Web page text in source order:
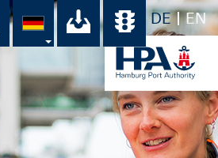
DE EN
im
Suche Ihr Download-